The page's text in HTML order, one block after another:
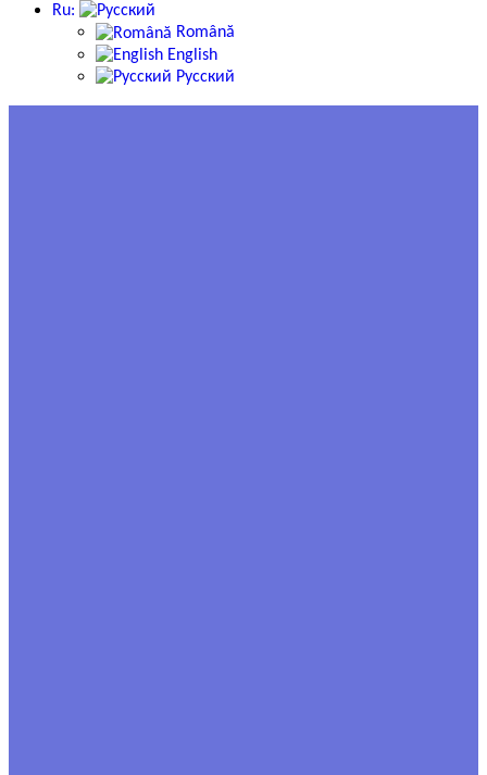
Ru:
Română
English
Русский